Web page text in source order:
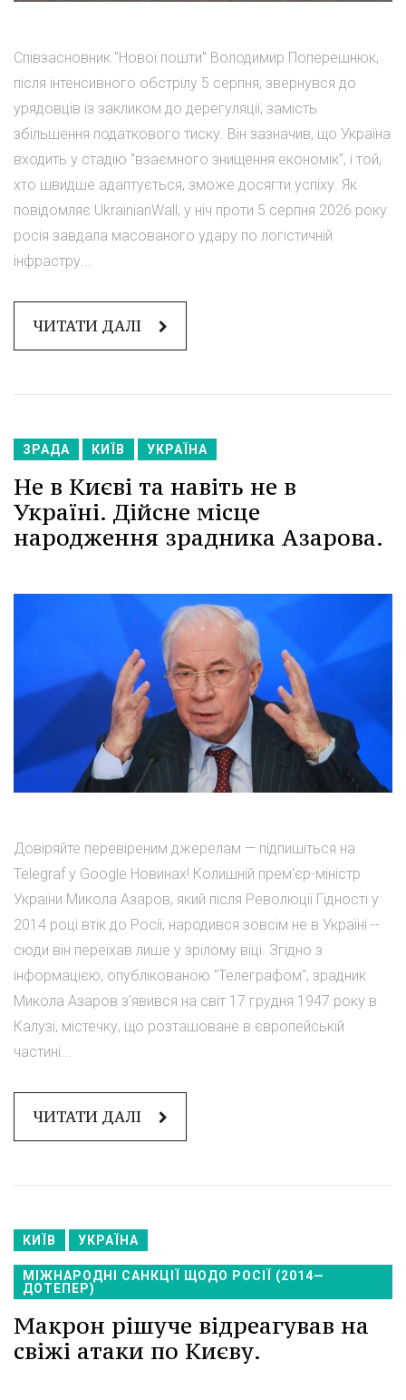
Співзасновник "Нової пошти" Володимир Поперешнюк,
після інтенсивного обстрілу 5 серпня, звернувся до
урядовців із закликом до дерегуляції, замість
збільшення податкового тиску. Він зазначив, що Україна
входить у стадію "взаємного знищення економік", і той,
хто швидше адаптується, зможе досягти успіху. Як
повідомляє UkrainianWall, у ніч проти 5 серпня 2026 року
росія завдала масованого удару по логістичній
інфрастру...
ЧИТАТИ ДАЛІ
ЗРАДА КИЇВ УКРАЇНА
Не в Києві та навіть не в
Україні. Дійсне місце
народження зрадника Азарова.
Довіряйте перевіреним джерелам — підпишіться на
Telegraf у Google Новинах! Колишній прем'єр-міністр
України Микола Азаров, який після Революції Гідності у
2014 році втік до Росії, народився зовсім не в Україні --
сюди він переїхав лише у зрілому віці. Згідно з
інформацією, опублікованою "Телеграфом", зрадник
Микола Азаров з'явився на світ 17 грудня 1947 року в
Калузі, містечку, що розташоване в європейській
частині...
ЧИТАТИ ДАЛІ
КИЇВ УКРАЇНА
МІЖНАРОДНІ САНКЦІЇ ЩОДО РОСІЇ (2014—
ДОТЕПЕР)
Макрон рішуче відреагував на
свіжі атаки по Києву.